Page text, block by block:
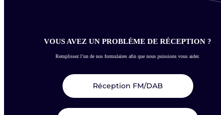
VOUS AVEZ UN PROBLÈME DE RÉCEPTION ?
Remplissez l’un de nos formulaires afin que nous puissions vous aider.
Réception FM/DAB